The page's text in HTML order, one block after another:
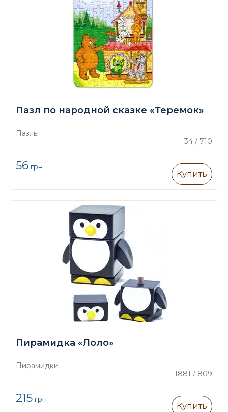
Пазл по народной сказке «Теремок»
Пазлы
34 / 710
56 грн
Купить
Пирамидка «Лоло»
Пирамидки
1881 / 809
215 грн
Купить